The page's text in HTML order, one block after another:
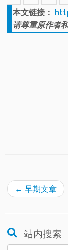
本文链接：
请尊重原作者
← 早期文章
站内搜索